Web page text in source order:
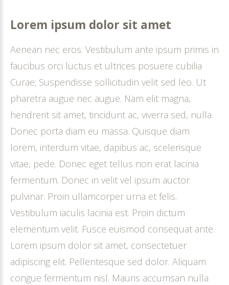
Lorem ipsum dolor sit amet
Aenean nec eros. Vestibulum ante ipsum primis in
faucibus orci luctus et ultrices posuere cubilia
Curae; Suspendisse sollicitudin velit sed leo. Ut
pharetra augue nec augue. Nam elit magna,
hendrerit sit amet, tincidunt ac, viverra sed, nulla.
Donec porta diam eu massa. Quisque diam
lorem, interdum vitae, dapibus ac, scelerisque
vitae, pede. Donec eget tellus non erat lacinia
fermentum. Donec in velit vel ipsum auctor
pulvinar. Proin ullamcorper urna et felis.
Vestibulum iaculis lacinia est. Proin dictum
elementum velit. Fusce euismod consequat ante.
Lorem ipsum dolor sit amet, consectetuer
adipiscing elit. Pellentesque sed dolor. Aliquam
congue fermentum nisl. Mauris accumsan nulla